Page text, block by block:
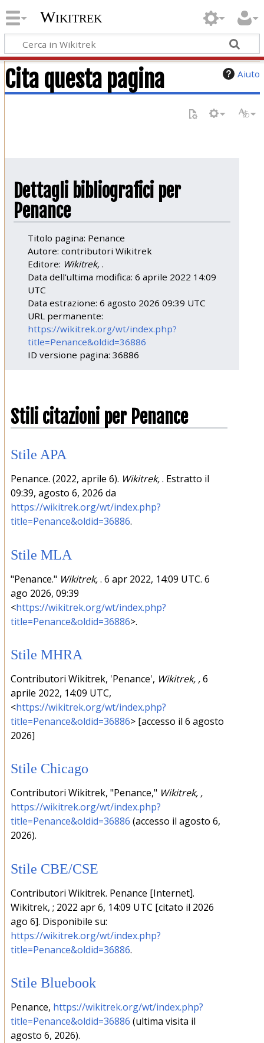
Wikitrek
Aiuto
Cita questa pagina
Dettagli bibliografici per
Penance
Titolo pagina: Penance
Autore: contributori Wikitrek
Editore: Wikitrek,.
Data dell'ultima modifica: 6 aprile 2022 14:09
UTC
Data estrazione: 6 agosto 2026 09:39 UTC
URL permanente:
https://wikitrek.org/wt/index.php?
title=Penance&oldid=36886
ID versione pagina: 36886
Stili citazioni per Penance
Stile APA
Penance. (2022, aprile 6). Wikitrek,. Estratto il
09:39, agosto 6, 2026 da
https://wikitrek.org/wt/index.php?
title=Penance&oldid=36886.
Stile MLA
"Penance." Wikitrek,. 6 apr 2022, 14:09 UTC. 6
ago 2026, 09:39
<https://wikitrek.org/wt/index.php?
title=Penance&oldid=36886>.
Stile MHRA
Contributori Wikitrek, 'Penance', Wikitrek, ,6
aprile 2022, 14:09 UTC,
<https://wikitrek.org/wt/index.php?
title=Penance&oldid=36886> [accesso il 6 agosto
2026]
Stile Chicago
Contributori Wikitrek, "Penance," Wikitrek, ,
https://wikitrek.org/wt/index.php?
title=Penance&oldid=36886 (accesso il agosto 6,
2026).
Stile CBE/CSE
Contributori Wikitrek. Penance [Internet].
Wikitrek, ; 2022 apr 6, 14:09 UTC [citato il 2026
ago 6]. Disponibile su:
https://wikitrek.org/wt/index.php?
title=Penance&oldid=36886.
Stile Bluebook
Penance, https://wikitrek.org/wt/index.php?
title=Penance&oldid=36886 (ultima visita il
agosto 6, 2026).